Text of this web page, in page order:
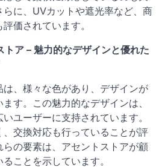
らに、UVカットや遮光率など、商
価されています。
トア – 魅力的なデザインと優れた
、様々な色があり、デザインが
す。この魅力的なデザインは、
ユーザーに支持されています。
、交換対応も行っていることが評
の要素は、アセントストアが顧
ことを示しています。